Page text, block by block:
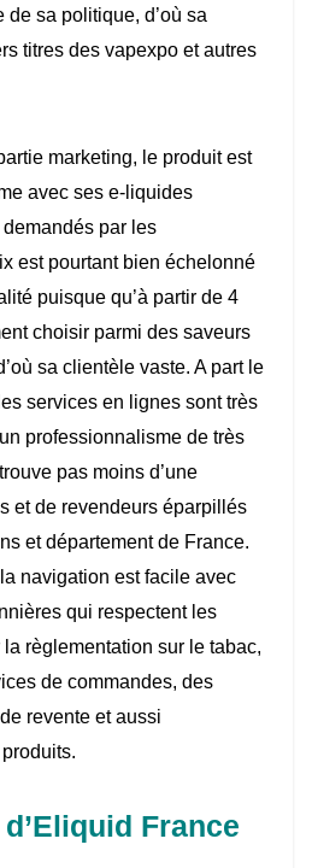
sa politique, d’où sa
titres des vapexpo et autres
marketing, le produit est
avec ses e-liquides
par les
est pourtant bien échelonné
puisque qu’à partir de 4
choisir parmi des saveurs
sa clientèle vaste. A part le
services en lignes sont très
professionnalisme de très
pas moins d’une
et de revendeurs éparpillés
et département de France.
navigation est facile avec
qui respectent les
règlementation sur le tabac,
de commandes, des
revente et aussi
France